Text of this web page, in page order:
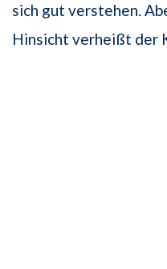
sich gut verstehen.
Hinsicht verheißt der